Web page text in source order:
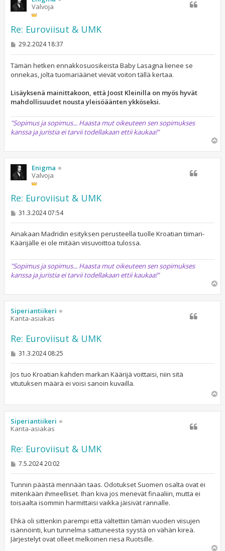
Valvoja
Re: Euroviisut & UMK
V
e
s
t
i
29.2.2024 18:37
Tämän hetken ennakkosuosikeista Baby Lasagna lienee se
onnekas, jolta tuomariäänet vievät voiton tällä kertaa.
Lisäyksenä mainittakoon, että Joost Kleinilla on myös hyvät
mahdollisuudet nousta yleisöäänten ykköseksi.
"Sopimus ja sopimus... Haasta mut oikeuteen sen sopimukses
kanssa ja juristia ei tarvii todellakaan ettii kaukaa!"
ö
Enigma
Valvoja
Re: Euroviisut & UMK
V
s
t
i
31.3.2024 07:54
Ainakaan Madridin esityksen perusteella tuolle Kroatian tiimari-
Käärijälle ei ole mitään viisuvoittoa tulossa.
"Sopimus ja sopimus... Haasta mut oikeuteen sen sopimukses
kanssa ja juristia ei tarvii todellakaan ettii kaukaa!"
ö
Siperiantiikeri
Kanta-asiakas
Re: Euroviisut & UMK
V
s
t
i
31.3.2024 08:25
Jos tuo Kroatian kahden markan Käärijä voittaisi, niin sitä
vitutuksen määrä ei voisi sanoin kuvailla.
ö
Siperiantiikeri
Kanta-asiakas
Re: Euroviisut & UMK
V
s
t
i
7.5.2024 20:02
Tunnin päästä mennään taas. Odotukset Suomen osalta ovat ei
mitenkään ihmeelliset. Ihan kiva jos menevät finaaliin, mutta ei
toisaalta isommin harmittaisi vaikka jäisivät rannalle.
Ehkä oli sittenkin parempi että vältettiin tämän vuoden viisujen
isännöinti, kun tunnelma sattuneesta syystä on vähän kireä.
Järjestelyt ovat olleet melkoinen riesa Ruotsille.